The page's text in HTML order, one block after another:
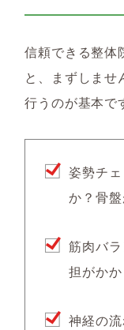
信頼できる整体
と、まずしませ
行うのが基本で
姿勢チ
か？骨
筋肉バ
担がか
神経の